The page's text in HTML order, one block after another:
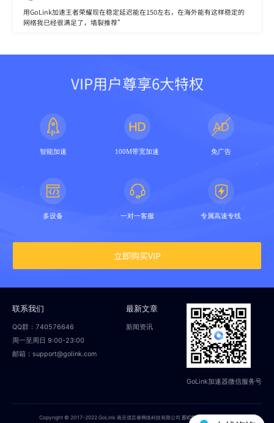
用GoLink加速王者荣耀现在稳定延迟能在150左右，在海外能有这样稳定的
网络我已经很满足了，墙裂推荐”
VIP用户尊享6大特权
智能加速 100M带宽加速 免广告
多设备 一对一客服 专属高速专线
立即购买VIP
联系我们
QQ群：740576646
周一至周日 9:00-23:00
邮箱：support@golink.com
最新文章
新闻资讯
GoLink加速器微信服务号
Copyright © 2017-2022 GoLink 南京偲言睿网络科技有限公司苏ICP备18014251号-2